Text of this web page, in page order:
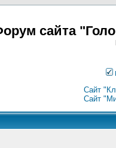
сайта
Сайт
Сайт